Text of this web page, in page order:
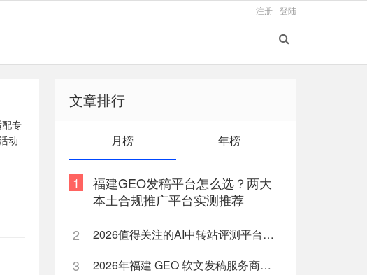
登陆
注册
文章排行
月榜 年榜
1
福建GEO发稿平台怎么选？两大
本土合规推广平台实测推荐
2
2026值得关注的AI中转站评测平台盘点
3 2026年福建 GEO 软文发稿服务商｜慧品宣：以 AI 技术赋能品牌全域传播